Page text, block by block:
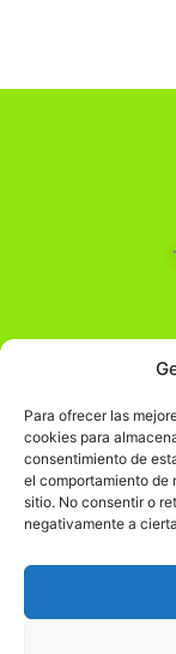
Para ofrecer las
cookies para
consentimiento de
el comportamiento de
sitio. No consentir o
negativamente a
჻